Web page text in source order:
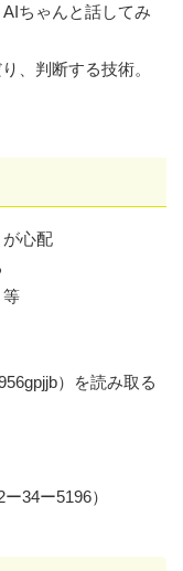
ちゃんと話してみ
、判断する技術。
が心配
）を読み取る
34ー5196）